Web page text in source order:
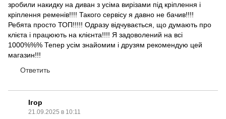
зробили накидку на диван з усіма вирізами під кріплення і
кріплення ременів!!!! Такого сервісу я давно не бачив!!!!
Ребята просто ТОП!!!!! Одразу відчувається, що думають про
клієта і працюють на клієнта!!!! Я задоволений на всі
1000%%% Тепер усім знайомим і друзям рекомендую цей
магазин!!!
Ответить
Ігор
21.09.2025 в 10:11